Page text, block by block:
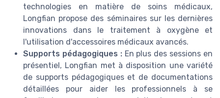
technologies en matière de soins médicaux,
Longfian propose des séminaires sur les dernières
innovations dans le traitement à oxygène et
l'utilisation d'accessoires médicaux avancés.
Supports pédagogiques :En plus des sessions en
présentiel, Longfian met à disposition une variété
de supports pédagogiques et de documentations
détaillées pour aider les professionnels à se